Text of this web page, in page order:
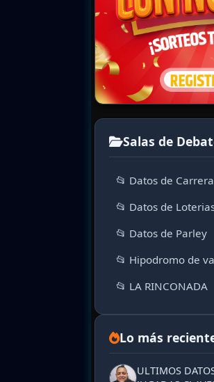
Salas de
📂 Datos de
📂 Datos de
📂 Datos de Parley
📂 Hipodromo de
📂 LA RINCONADA
Lo más
ULTIMOS